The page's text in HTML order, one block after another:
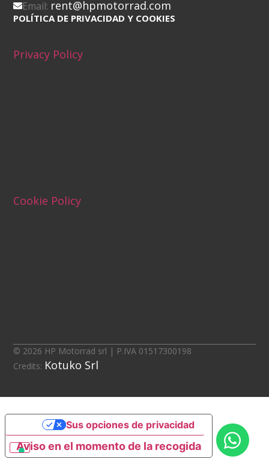
Email: rent@hpmotorrad.com
POLÍTICA DE PRIVACIDAD Y COOKIES
Privacy Policy
Cookie Policy
© 2026 HP Motorrad srl | P.IVA 01517300198
Credits: Kotuko Srl
Aviso en el momento de la recogida
Sus opciones de privacidad